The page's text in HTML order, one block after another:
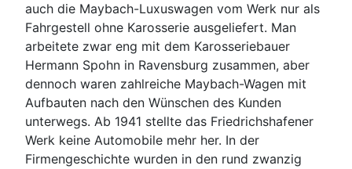
auch die Maybach-Luxuswagen vom Werk nur als
Fahrgestell ohne Karosserie ausgeliefert. Man
arbeitete zwar eng mit dem Karosseriebauer
Hermann Spohn in Ravensburg zusammen, aber
dennoch waren zahlreiche Maybach-Wagen mit
Aufbauten nach den Wünschen des Kunden
unterwegs. Ab 1941 stellte das Friedrichshafener
Werk keine Automobile mehr her. In der
Firmengeschichte wurden in den rund zwanzig